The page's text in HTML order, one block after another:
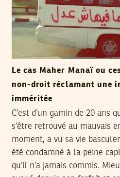
Le cas Maher Manaï ou
non-droit réclamant une
imméritée
C’est d’un gamin de 20 ans
s’être retrouvé au mauvais
moment, a vu sa vie
été condamné à la peine
qu’il n’a jamais commis.